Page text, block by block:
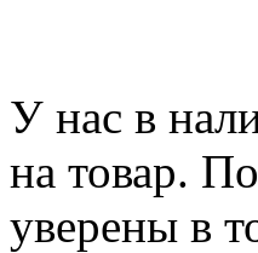
У нас в
на товар.
уверены в